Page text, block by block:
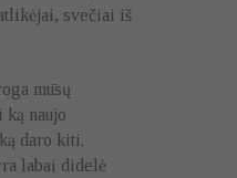
svečiai iš
mūsų
ką naujo
daro kiti.
labai didelė